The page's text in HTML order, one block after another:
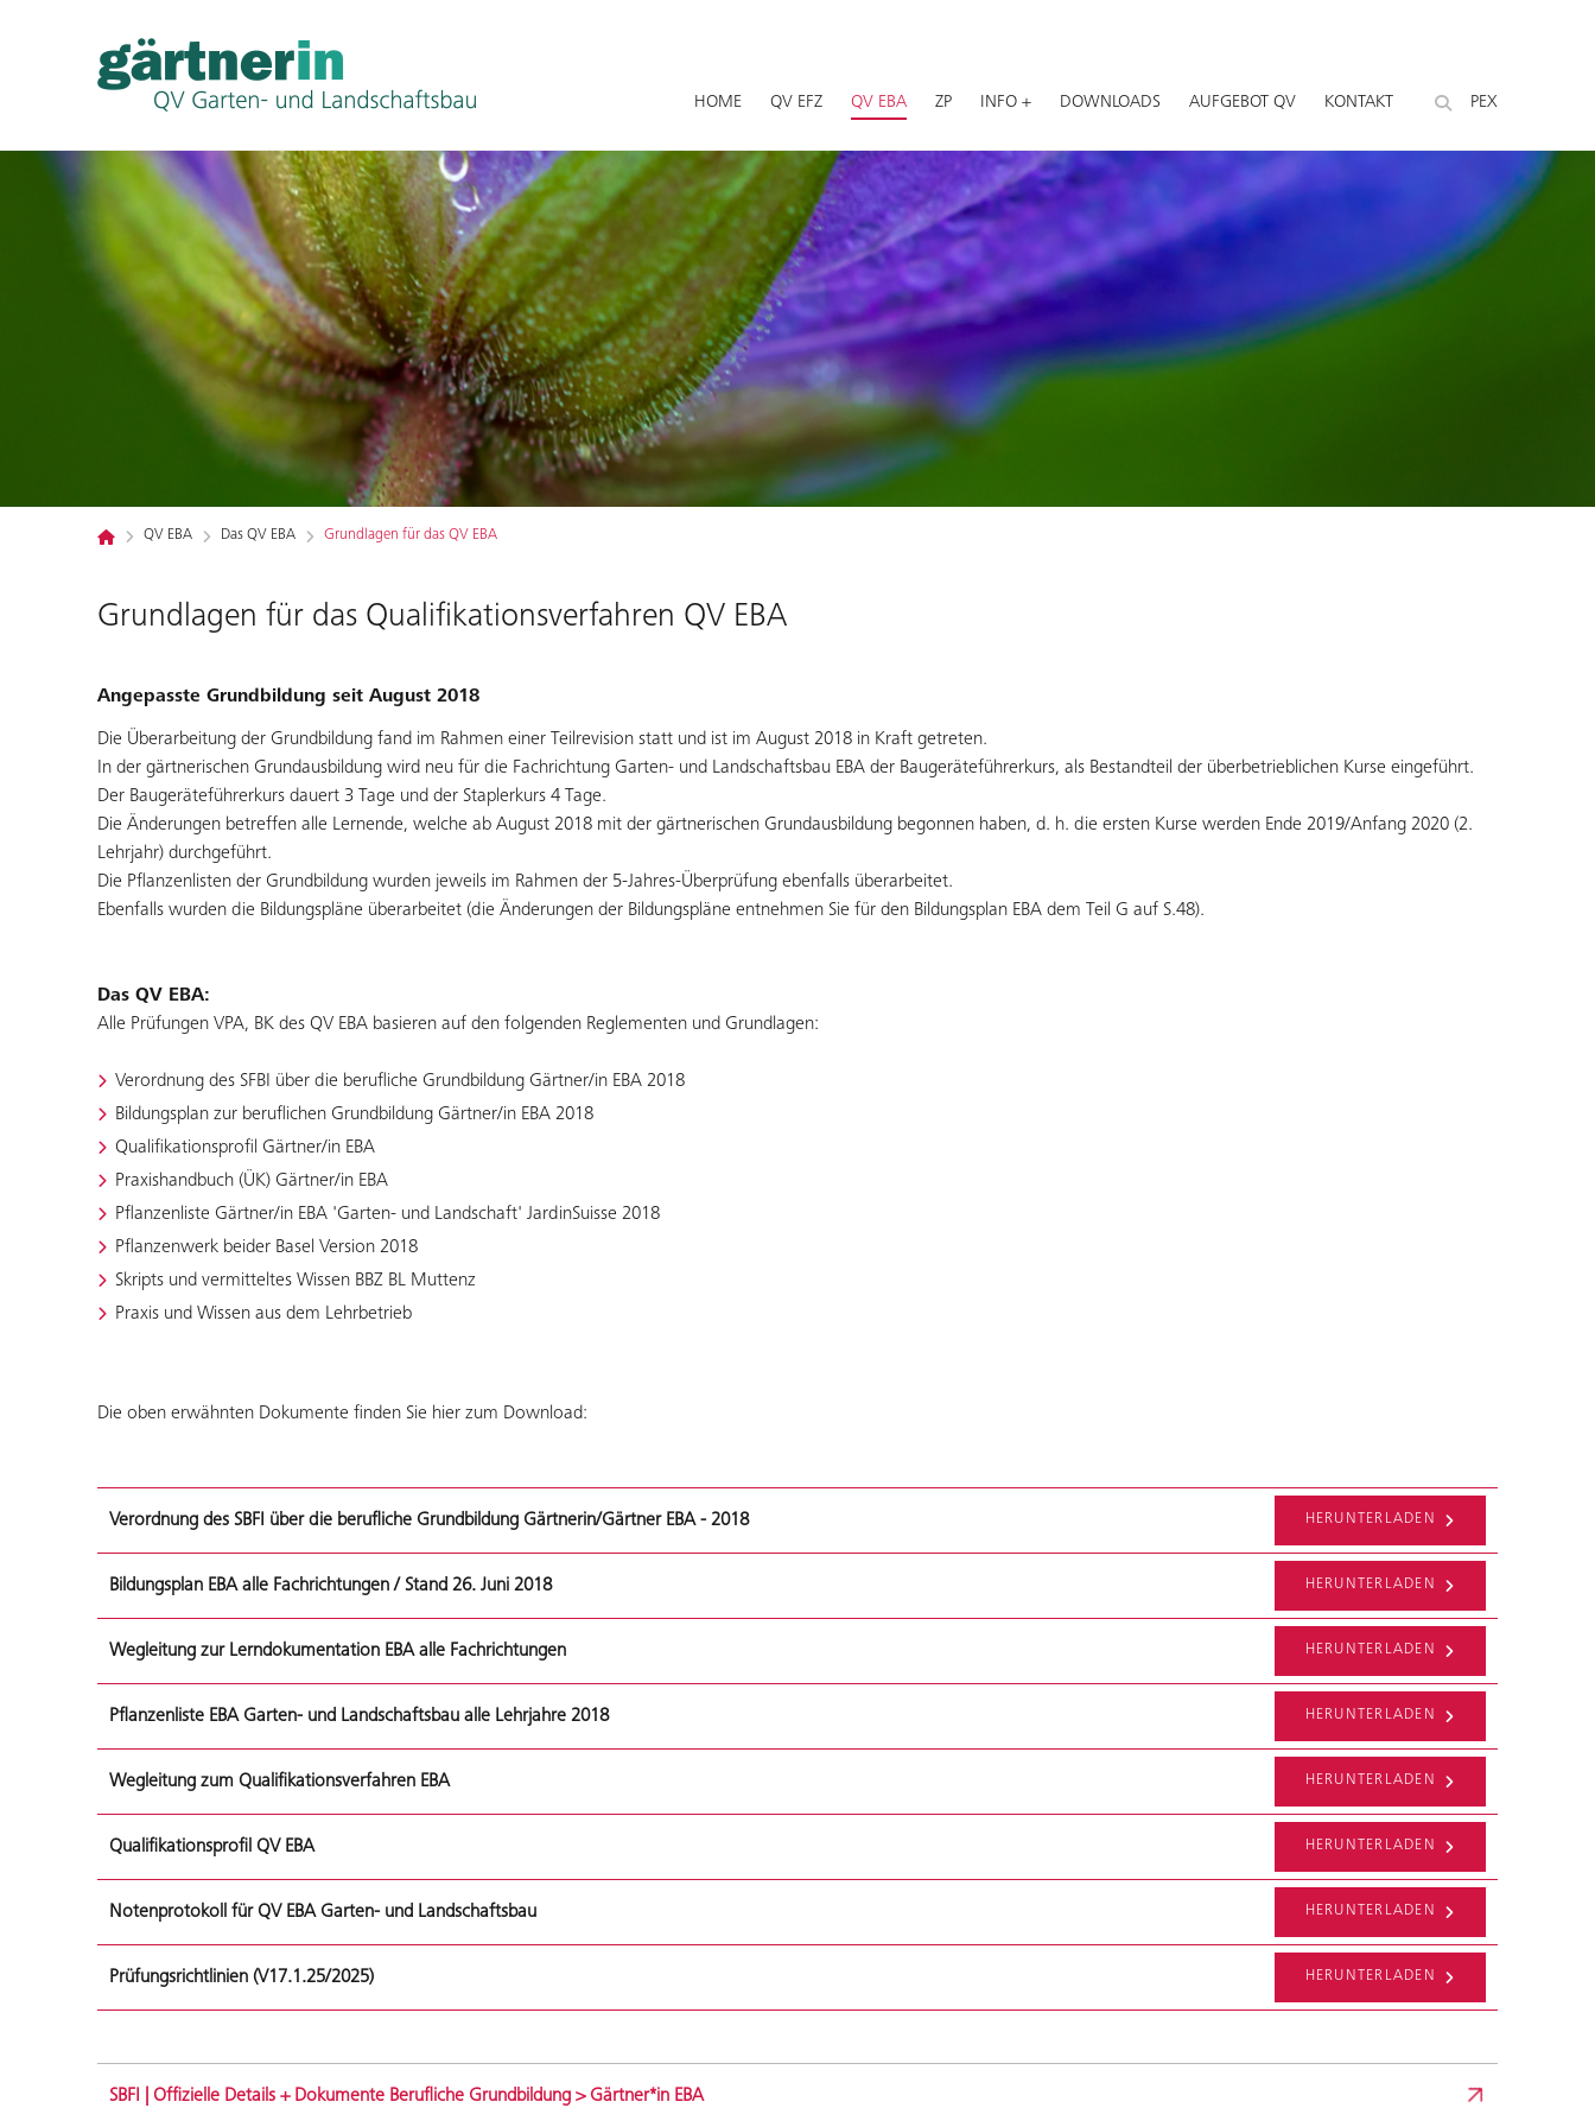
HOME QV EFZ QV EBA ZP INFO + DOWNLOADS AUFGEBOT QV KONTAKT PEX
QV EBA Das QV EBA Grundlagen für das QV EBA
Grundlagen für das Qualifikationsverfahren QV EBA
Angepasste Grundbildung seit August 2018
Die Überarbeitung der Grundbildung fand im Rahmen einer Teilrevision statt und ist im August 2018 in Kraft getreten.
In der gärtnerischen Grundausbildung wird neu für die Fachrichtung Garten- und Landschaftsbau EBA der Baugeräteführerkurs, als Bestandteil der überbetrieblichen Kurse eingeführt.
Der Baugeräteführerkurs dauert 3 Tage und der Staplerkurs 4 Tage.
Die Änderungen betreffen alle Lernende, welche ab August 2018 mit der gärtnerischen Grundausbildung begonnen haben, d. h. die ersten Kurse werden Ende 2019/Anfang 2020 (2.
Lehrjahr) durchgeführt.
Die Pflanzenlisten der Grundbildung wurden jeweils im Rahmen der 5-Jahres-Überprüfung ebenfalls überarbeitet.
Ebenfalls wurden die Bildungspläne überarbeitet (die Änderungen der Bildungspläne entnehmen Sie für den Bildungsplan EBA dem Teil G auf S.48).
Das QV EBA:
Alle Prüfungen VPA, BK des QV EBA basieren auf den folgenden Reglementen und Grundlagen:
Verordnung des SFBI über die berufliche Grundbildung Gärtner/in EBA 2018
Bildungsplan zur beruflichen Grundbildung Gärtner/in EBA 2018
Qualifikationsprofil Gärtner/in EBA
Praxishandbuch (ÜK) Gärtner/in EBA
Pflanzenliste Gärtner/in EBA 'Garten- und Landschaft' JardinSuisse 2018
Pflanzenwerk beider Basel Version 2018
Skripts und vermitteltes Wissen BBZ BL Muttenz
Praxis und Wissen aus dem Lehrbetrieb
Die oben erwähnten Dokumente finden Sie hier zum Download:
Verordnung des SBFI über die berufliche Grundbildung Gärtnerin/Gärtner EBA - 2018 HERUNTERLADEN
Bildungsplan EBA alle Fachrichtungen / Stand 26. Juni 2018 HERUNTERLADEN
Wegleitung zur Lerndokumentation EBA alle Fachrichtungen HERUNTERLADEN
Pflanzenliste EBA Garten- und Landschaftsbau alle Lehrjahre 2018 HERUNTERLADEN
Wegleitung zum Qualifikationsverfahren EBA HERUNTERLADEN
Qualifikationsprofil QV EBA HERUNTERLADEN
Notenprotokoll für QV EBA Garten- und Landschaftsbau HERUNTERLADEN
Prüfungsrichtlinien (V17.1.25/2025) HERUNTERLADEN
SBFI | Offizielle Details + Dokumente Berufliche Grundbildung > Gärtner*in EBA